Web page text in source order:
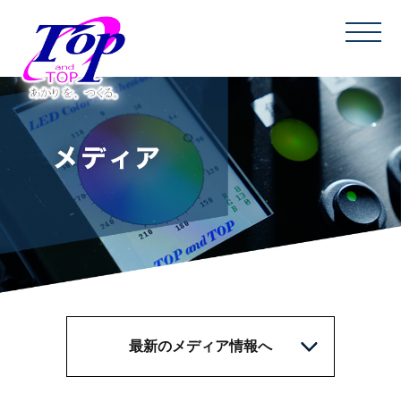
最新のメディア情報へ